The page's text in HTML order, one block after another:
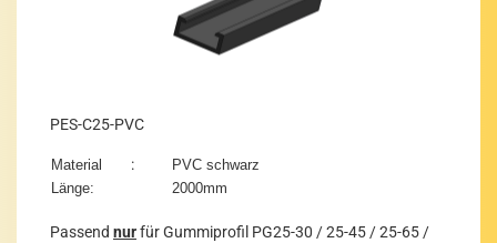
PES-​C25-​PVC
Ma­te­ri­al :
PVC schwarz
Länge:
2000mm
Pas­send nurfür Gum­mi­pro­fil PG25-​30 / 25-45 / 25-65 /